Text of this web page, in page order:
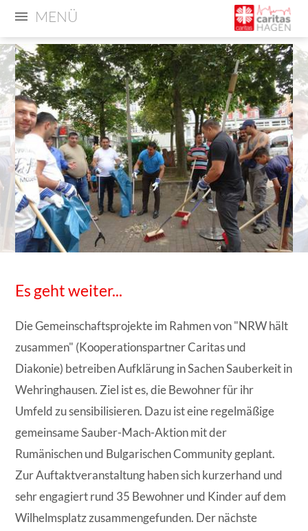
MENÜ
Es geht weiter...
Die Gemeinschaftsprojekte im Rahmen von "NRW hält
zusammen" (Kooperationspartner Caritas und
Diakonie) betreiben Aufklärung in Sachen Sauberkeit in
Wehringhausen. Ziel ist es, die Bewohner für ihr
Umfeld zu sensibilisieren. Dazu ist eine regelmäßige
gemeinsame Sauber-Mach-Aktion mit der
Rumänischen und Bulgarischen Community geplant.
Zur Auftaktveranstaltung haben sich kurzerhand und
sehr engagiert rund 35 Bewohner und Kinder auf dem
Wilhelmsplatz zusammengefunden. Der nächste